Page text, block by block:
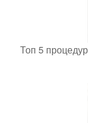
Топ 5